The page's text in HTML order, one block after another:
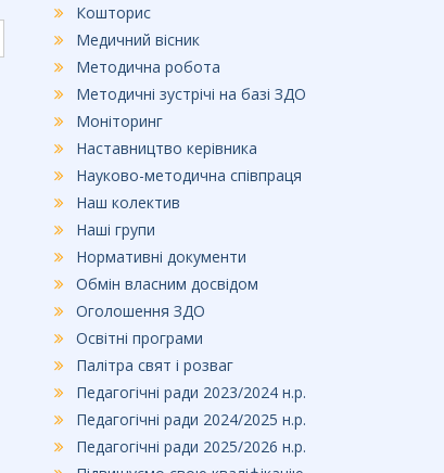
Кошторис
Медичний вісник
Методична робота
Методичні зустрічі на базі ЗДО
Моніторинг
Наставництво керівника
Науково-методична співпраця
Наш колектив
Наші групи
Нормативні документи
Обмін власним досвідом
Оголошення ЗДО
Освітні програми
Палітра свят і розваг
Педагогічні ради 2023/2024 н.р.
Педагогічні ради 2024/2025 н.р.
Педагогічні ради 2025/2026 н.р.